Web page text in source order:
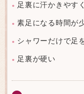
● 足裏に汗かきやす
● 素足になる時間が
● シャワーだけで足
● 足裏が硬い